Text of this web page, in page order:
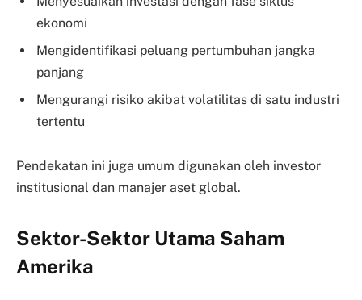
ekonomi
Mengidentifikasi peluang pertumbuhan jangka
panjang
Mengurangi risiko akibat volatilitas di satu industri
tertentu
Pendekatan ini juga umum digunakan oleh investor
institusional dan manajer aset global.
Sektor-Sektor Utama Saham
Amerika